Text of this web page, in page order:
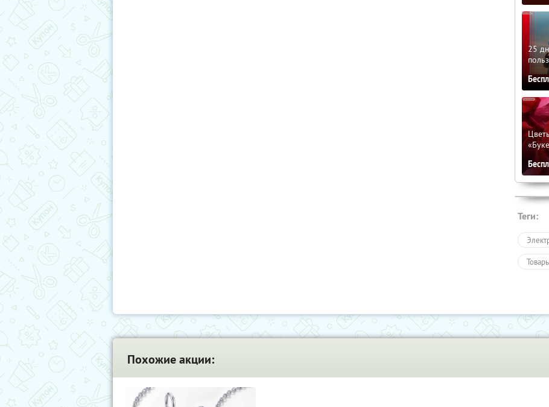
25
Теги:
Похожие акции: